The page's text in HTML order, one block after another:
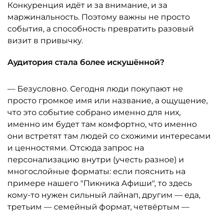
Конкуренция идёт и за внимание, и за
маржинальность. Поэтому важны не просто
события, а способность превратить разовый
визит в привычку.
Аудитория стала более искушённой?
— Безусловно. Сегодня люди покупают не
просто громкое имя или название, а ощущение,
что это событие собрано именно для них,
именно им будет там комфортно, что именно
они встретят там людей со схожими интересами
и ценностями. Отсюда запрос на
персонализацию внутри (учесть разное) и
многослойные форматы: если пояснить на
примере нашего "Пикника Афиши", то здесь
кому-то нужен сильный лайнап, другим — еда,
третьим — семейный формат, четвёртым —